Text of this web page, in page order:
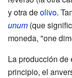
y otra deolivo.
unum (que
moneda, "one
La producción de
principio, el